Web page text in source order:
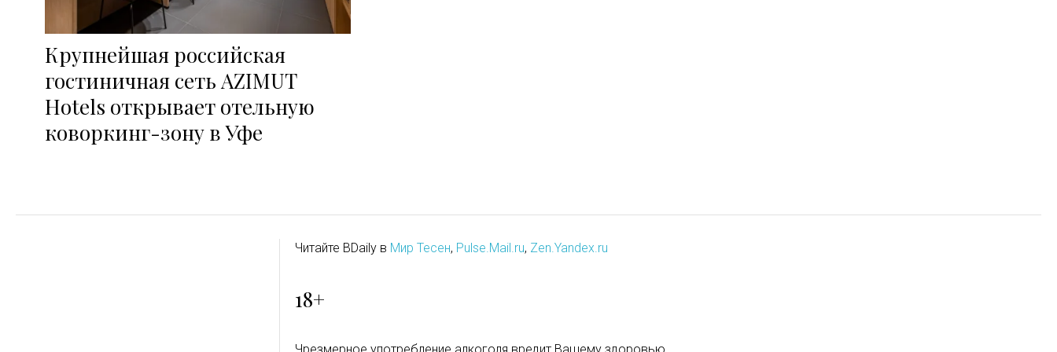
Крупнейшая российская
гостиничная сеть AZIMUT
Hotels открывает отельную
коворкинг-зону в Уфе
Читайте BDaily в Мир Тесен, Pulse.Mail.ru, Zen.Yandex.ru
18+
Чрезмерное употребление алкоголя вредит Вашему здоровью.